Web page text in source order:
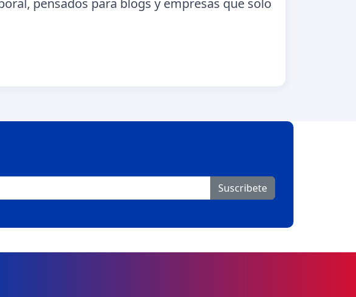
pensados para blogs y empresas que solo
Suscribete